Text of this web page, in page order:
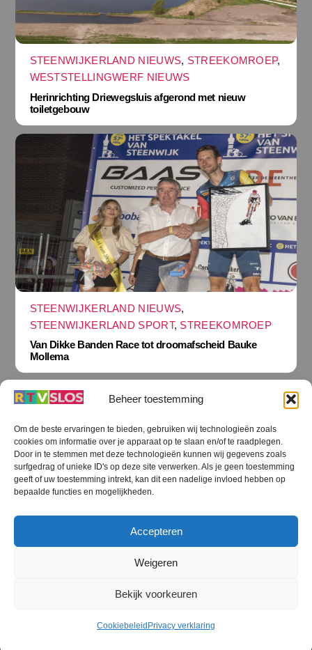
Beheer toestemming
Om de beste ervaringen te bieden, gebruiken wij technologieën zoals
cookies om informatie over je apparaat op te slaan en/of te raadplegen.
Door in te stemmen met deze technologieën kunnen wij gegevens zoals
surfgedrag of unieke ID's op deze site verwerken. Als je geen toestemming
geeft of uw toestemming intrekt, kan dit een nadelige invloed hebben op
bepaalde functies en mogelijkheden.
Accepteren
Weigeren
Bekijk voorkeuren
Cookiebeleid Privacy verklaring
STEENWIJKERLAND NIEUWS, STREEKOMROEP,
WESTSTELLINGWERF NIEUWS
Herinrichting Driewegsluis afgerond met nieuw
toiletgebouw
STEENWIJKERLAND NIEUWS,
STEENWIJKERLAND SPORT, STREEKOMROEP
Van Dikke Banden Race tot droomafscheid Bauke
Mollema
Terug
naar
boven
RTV SLOS
RTV SLOS ANBI